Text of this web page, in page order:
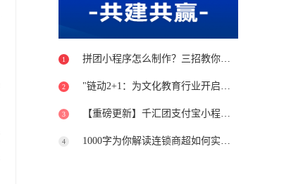
1 拼团小程序怎么制作？三招教你避开坑
2 "链动2+1：为文化教育行业开启新篇章"
3 【重磅更新】千汇团支付宝小程序上线
4 1000字为你解读连锁商超如何实现转型升级